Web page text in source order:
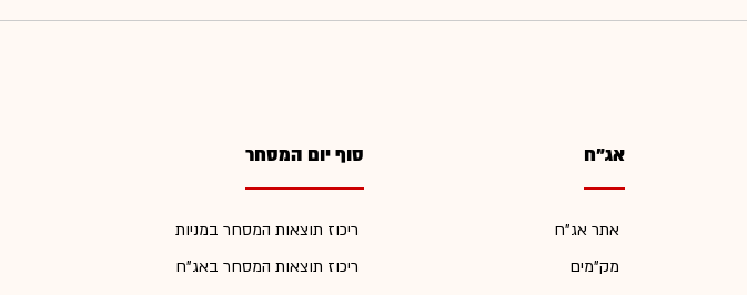
אג"ח
אתר אג"ח
מק"מים
סוף יום המסחר
ריכוז תוצאות המסחר במניות
ריכוז תוצאות המסחר באג"ח